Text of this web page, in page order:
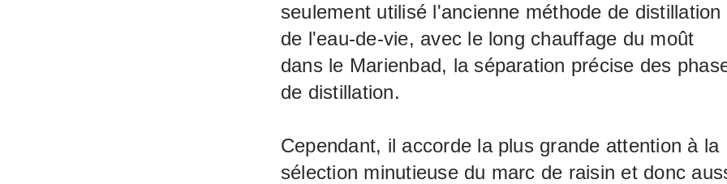
seulement utilisé l'ancienne méthode de distillation
de l'eau-de-vie, avec le long chauffage du moût
dans le Marienbad, la séparation précise des
de distillation.
Cependant, il accorde la plus grande attention à la
sélection minutieuse du marc de raisin et donc